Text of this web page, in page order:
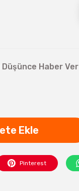
Düşünce Haber Ver
Ekle
Pinterest